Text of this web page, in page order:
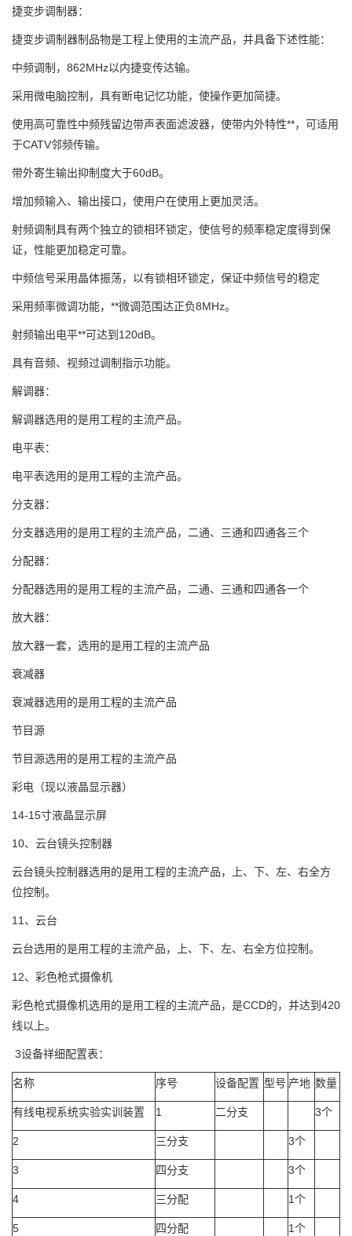
捷变步调制器：
捷变步调制器制品物是工程上使用的主流产品，并具备下述性能：
中频调制，862MHz以内捷变传达输。
采用微电脑控制，具有断电记忆功能，使操作更加简捷。
使用高可靠性中频残留边带声表面滤波器，使带内外特性**，可适用
于CATV邻频传输。
带外寄生输出抑制度大于60dB。
增加频输入、输出接口，使用户在使用上更加灵活。
射频调制具有两个独立的锁相环锁定，使信号的频率稳定度得到保
证，性能更加稳定可靠。
中频信号采用晶体振荡，以有锁相环锁定，保证中频信号的稳定
采用频率微调功能，**微调范围达正负8MHz。
射频输出电平**可达到120dB。
具有音频、视频过调制指示功能。
解调器：
解调器选用的是用工程的主流产品。
电平表：
电平表选用的是用工程的主流产品。
分支器：
分支器选用的是用工程的主流产品，二通、三通和四通各三个
分配器：
分配器选用的是用工程的主流产品，二通、三通和四通各一个
放大器：
放大器一套，选用的是用工程的主流产品
衰减器
衰减器选用的是用工程的主流产品
节目源
节目源选用的是用工程的主流产品
彩电（现以液晶显示器）
14-15寸液晶显示屏
10、云台镜头控制器
云台镜头控制器选用的是用工程的主流产品，上、下、左、右全方
位控制。
11、云台
云台选用的是用工程的主流产品，上、下、左、右全方位控制。
12、彩色枪式摄像机
彩色枪式摄像机选用的是用工程的主流产品，是CCD的，并达到420
线以上。
3设备祥细配置表：
名称 序号 设备配置 型号 产地 数量
有线电视系统实验实训装置 1 二分支 3个
2 三分支 3个
3 四分支 3个
4 三分配 1个
5 四分配 1个